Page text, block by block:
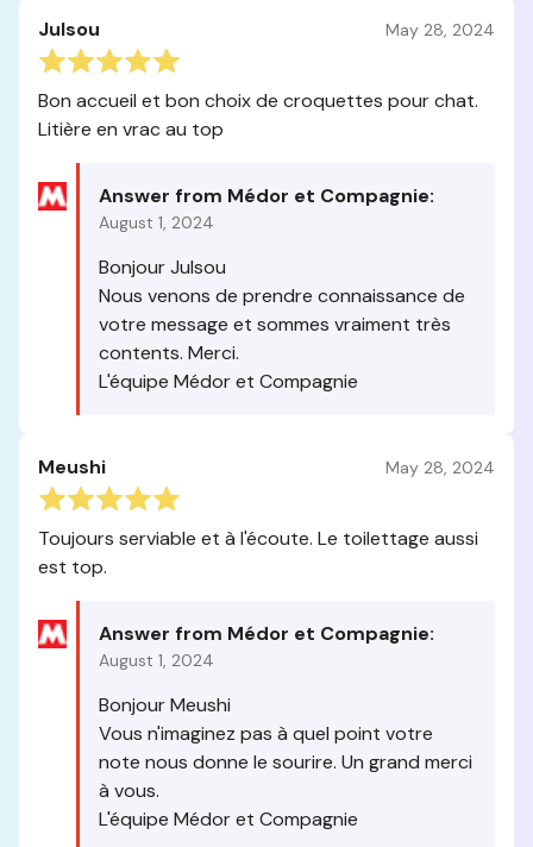
Julsou May 28, 2024
Bon accueil et bon choix de croquettes pour chat.
Litière en vrac au top
Answer from Médor et Compagnie:
August 1, 2024
Bonjour Julsou
Nous venons de prendre connaissance de
votre message et sommes vraiment très
contents. Merci.
L'équipe Médor et Compagnie
Meushi May 28, 2024
Toujours serviable et à l'écoute. Le toilettage aussi
est top.
Answer from Médor et Compagnie:
August 1, 2024
Bonjour Meushi
Vous n'imaginez pas à quel point votre
note nous donne le sourire. Un grand merci
à vous.
L'équipe Médor et Compagnie